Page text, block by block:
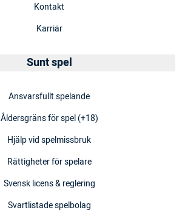
Kontakt
Karriär
Sunt spel
Ansvarsfullt spelande
Åldersgräns för spel (+18)
Hjälp vid spelmissbruk
Rättigheter för spelare
Svensk licens & reglering
Svartlistade spelbolag